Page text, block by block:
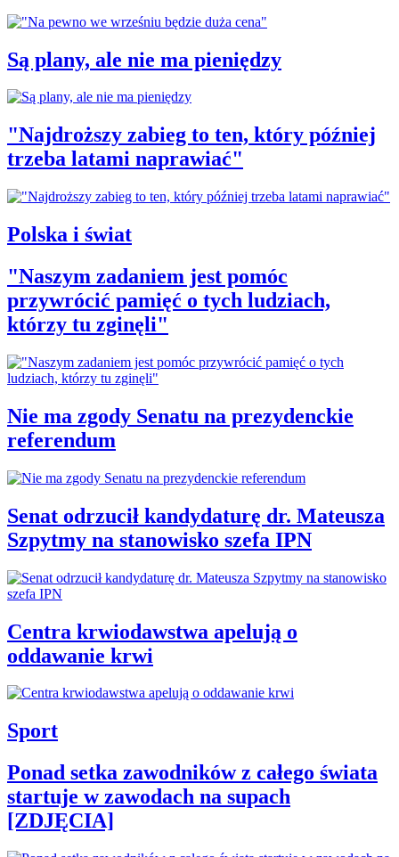
Są plany, ale nie ma pieniędzy
"Najdroższy zabieg to ten, który później
trzeba latami naprawiać"
Polska i świat
"Naszym zadaniem jest pomóc
przywrócić pamięć o tych ludziach,
którzy tu zginęli"
Nie ma zgody Senatu na prezydenckie
referendum
Senat odrzucił kandydaturę dr. Mateusza
Szpytmy na stanowisko szefa IPN
Centra krwiodawstwa apelują o
oddawanie krwi
Sport
Ponad setka zawodników z całego świata
startuje w zawodach na supach
[ZDJĘCIA]